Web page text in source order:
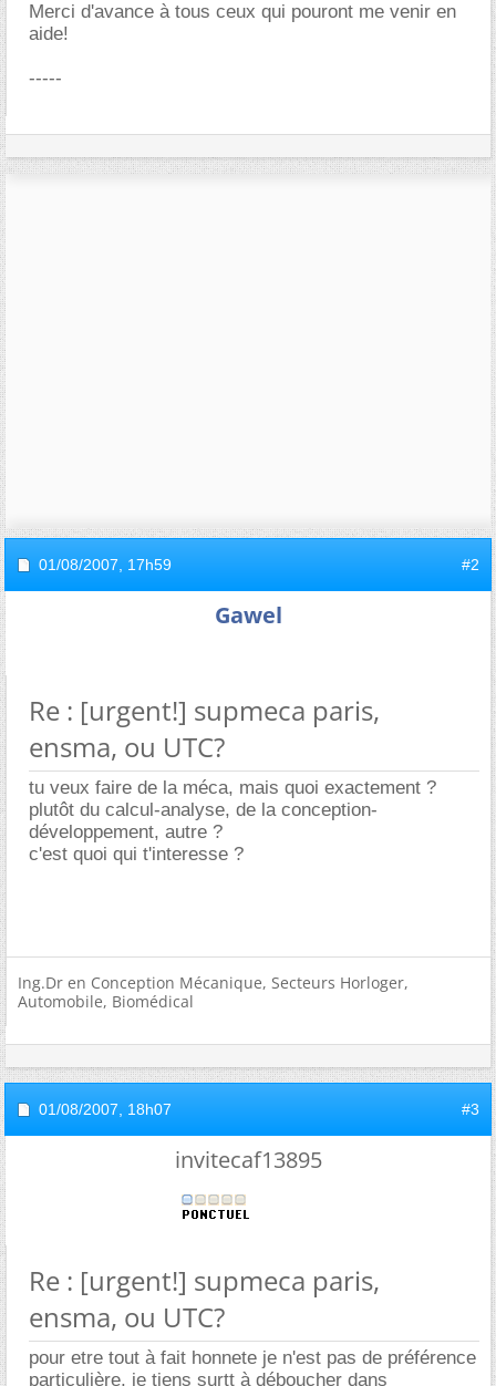
Merci d'avance à tous ceux qui pouront me venir en
aide!
-----
01/08/2007, 17h59 #2
Gawel
Re : [urgent!] supmeca paris,
ensma, ou UTC?
tu veux faire de la méca, mais quoi exactement ?
plutôt du calcul-analyse, de la conception-
développement, autre ?
c'est quoi qui t'interesse ?
Ing.Dr en Conception Mécanique, Secteurs Horloger,
Automobile, Biomédical
01/08/2007, 18h07 #3
invitecaf13895
Re : [urgent!] supmeca paris,
ensma, ou UTC?
pour etre tout à fait honnete je n'est pas de préférence
particulière, je tiens surtt à déboucher dans